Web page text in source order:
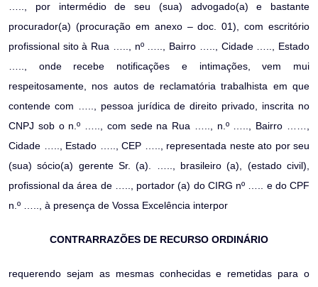
….., por intermédio de seu (sua) advogado(a) e bastante
procurador(a) (procuração em anexo – doc. 01), com escritório
profissional sito à Rua ….., nº ….., Bairro ….., Cidade ….., Estado
….., onde recebe notificações e intimações, vem mui
respeitosamente, nos autos de reclamatória trabalhista em que
contende com ….., pessoa jurídica de direito privado, inscrita no
CNPJ sob o n.º ….., com sede na Rua ….., n.º ….., Bairro ……,
Cidade ….., Estado ….., CEP ….., representada neste ato por seu
(sua) sócio(a) gerente Sr. (a). ….., brasileiro (a), (estado civil),
profissional da área de ….., portador (a) do CIRG nº ….. e do CPF
n.º ….., à presença de Vossa Excelência interpor
CONTRARRAZÕES DE RECURSO ORDINÁRIO
requerendo sejam as mesmas conhecidas e remetidas para o